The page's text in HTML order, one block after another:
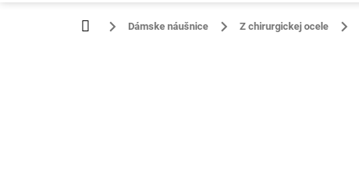
Domov Dámske náušnice Z chirurgickej ocele